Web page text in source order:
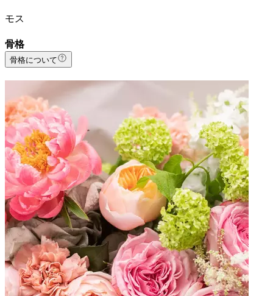
モス
骨格
骨格について